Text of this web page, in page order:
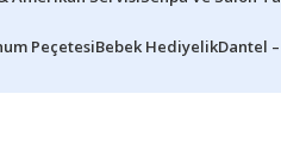
PeçetesiBebek HediyelikDantel